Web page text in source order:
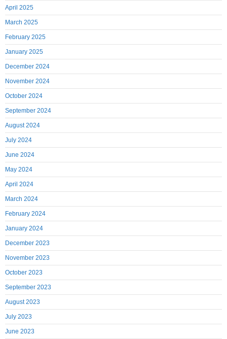
April 2025
March 2025
February 2025
January 2025
December 2024
November 2024
October 2024
September 2024
August 2024
July 2024
June 2024
May 2024
April 2024
March 2024
February 2024
January 2024
December 2023
November 2023
October 2023
September 2023
August 2023
July 2023
June 2023